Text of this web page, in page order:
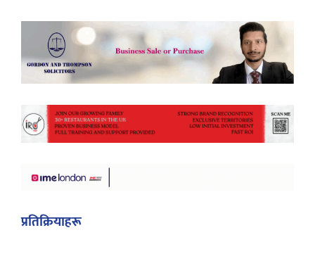
प्रतिक्रियाहरू